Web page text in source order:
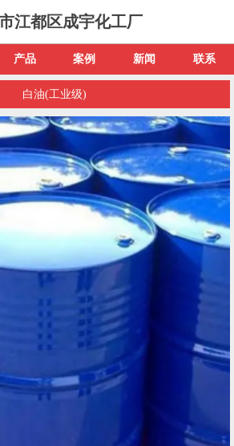
江都区成宇化工厂
产品 案例 新闻 联系
白油(工业级)